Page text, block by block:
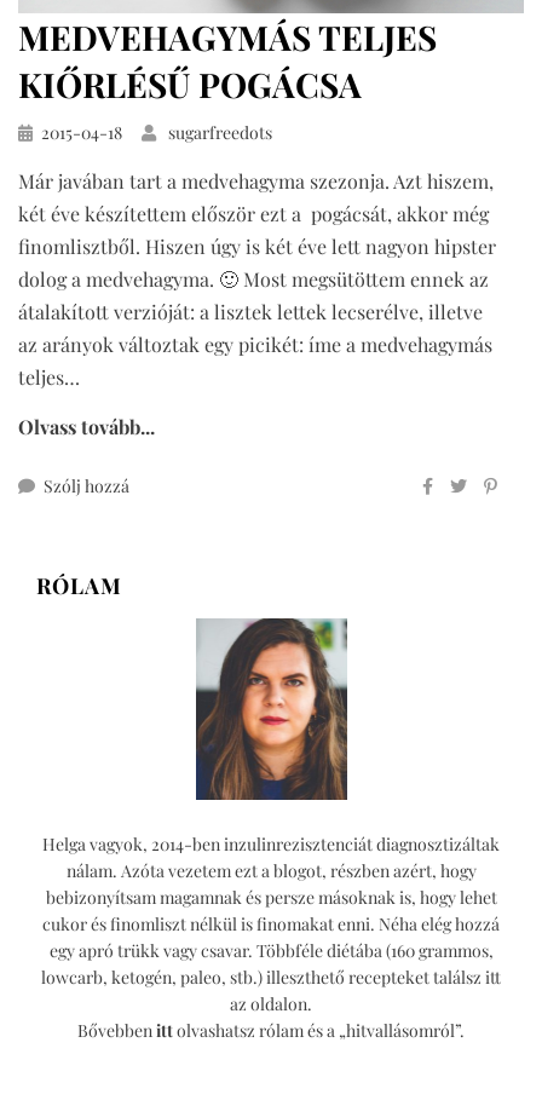
MEDVEHAGYMÁS TELJES
KIŐRLÉSŰ POGÁCSA
Közzétéve
2015-04-18 sugarfreedots
Már javában tart a medvehagyma szezonja. Azt hiszem,
két éve készítettem először ezt a pogácsát, akkor még
finomlisztből. Hiszen úgy is két éve lett nagyon hipster
dolog a medvehagyma. 🙂 Most megsütöttem ennek az
átalakított verzióját: a lisztek lettek lecserélve, illetve
az arányok változtak egy picikét: íme a medvehagymás
teljes…
Olvass tovább...
Szólj hozzá
RÓLAM
Helga vagyok, 2014-ben inzulinrezisztenciát diagnosztizáltak
nálam. Azóta vezetem ezt a blogot, részben azért, hogy
bebizonyítsam magamnak és persze másoknak is, hogy lehet
cukor és finomliszt nélkül is finomakat enni. Néha elég hozzá
egy apró trükk vagy csavar. Többféle diétába (160 grammos,
lowcarb, ketogén, paleo, stb.) illeszthető recepteket találsz itt
az oldalon.
Bővebben ittolvashatsz rólam és a „hitvallásomról”.